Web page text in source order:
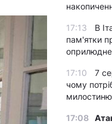
17:13
В
пам'ятки
17:10
7
чому
милостиню
17:08